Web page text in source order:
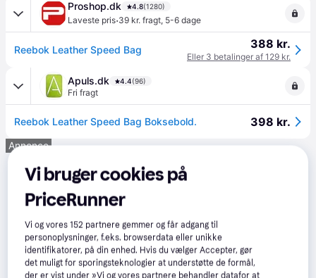
Proshop.dk 4.8(1280)
Laveste pris·39 kr. fragt, 5-6 dage
Reebok Leather Speed Bag 388 kr.
Eller 3 betalinger af 129 kr.
Apuls.dk 4.4(96)
Fri fragt
Reebok Leather Speed Bag Boksebold. 398 kr.
Annonce
Vi bruger cookies på
PriceRunner
Vi og vores152 partnere gemmer og får adgang til
personoplysninger, f.eks. browserdata eller unikke
identifikatorer, på din enhed. Hvis du vælger Accepter, gør
det muligt for sporingsteknologier at understøtte de formål,
der er vist under »Vi og vores partnere behandler datafor at